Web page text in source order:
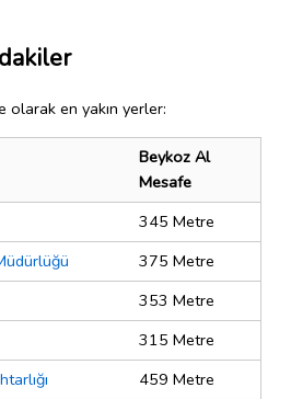
olarak en yakın yerler:
Beykoz Al
Mesafe
345 Metre
375 Metre
353 Metre
315 Metre
459 Metre